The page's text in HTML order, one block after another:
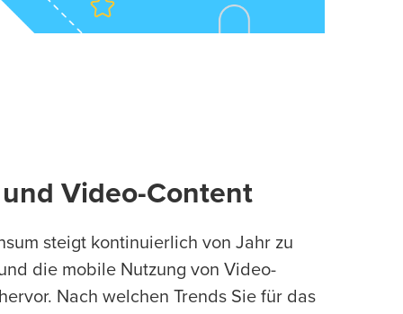
Video-Content
steigt kontinuierlich von Jahr zu
die mobile Nutzung von Video-
Nach welchen Trends Sie für das